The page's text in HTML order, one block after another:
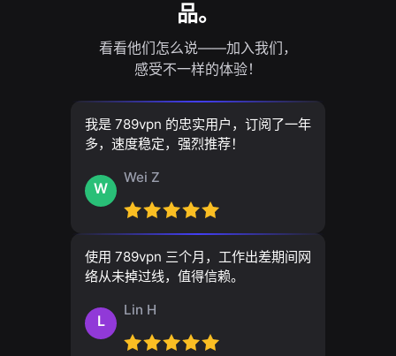
品。
看看他们怎么说——加入我们，
感受不一样的体验！
我是 789vpn 的忠实用户，订阅了一年
多，速度稳定，强烈推荐！
W
Wei Z
使用 789vpn 三个月，工作出差期间网
络从未掉过线，值得信赖。
L
Lin H